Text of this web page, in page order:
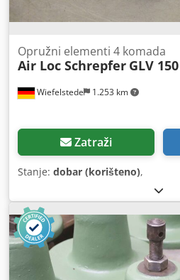
Wiefelstede 1.253 km
Opružni elementi 4 komada
Air Loc Schrepfer GLV 150
Zatraži
Stanje: dobar (korišteno),